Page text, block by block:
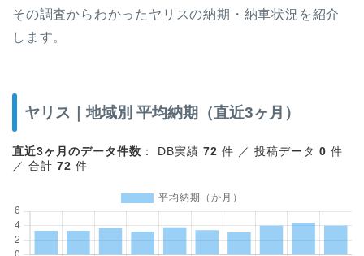
その調査からわかったヤリスの納期・納車状況を紹介
します。
ヤリス｜地域別 平均納期（直近3ヶ月）
直近3ヶ月のデータ件数 ： DB実績 72 件 ／ 投稿データ 0 件
／ 合計 72 件